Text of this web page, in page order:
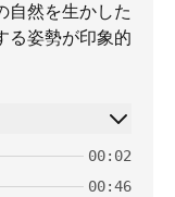
自然を生かした
る姿勢が印象的
00:02
00:46